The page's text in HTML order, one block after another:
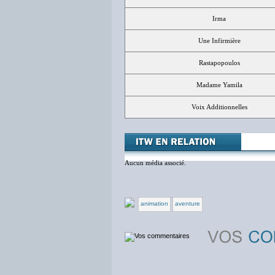
Irma
Une Infirmière
Rastapopoulos
Madame Yamila
Voix Additionnelles
Aucun média associé.
animation aventure